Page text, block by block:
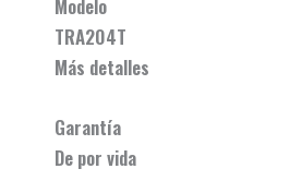
Modelo
TRA204T
Más detalles
Garantía
De por vida